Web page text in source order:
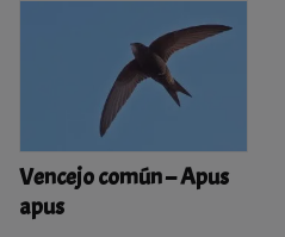
Vencejo común – Apus
apus